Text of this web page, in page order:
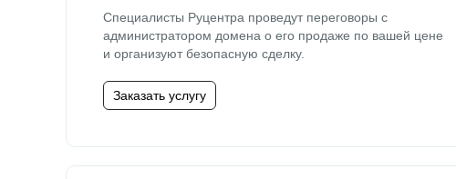
Специалисты Руцентра проведут переговоры с
администратором домена о его продаже по вашей цене
и организуют безопасную сделку.
Заказать услугу